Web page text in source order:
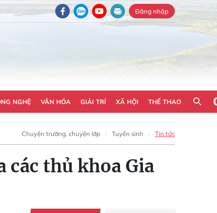
Đăng nhập
NGHỆ VĂN HÓA GIẢI TRÍ XÃ HỘI THỂ THAO
Chuyện trường, chuyện lớp Tuyển sinh Tin tức
thủ khoa Gia